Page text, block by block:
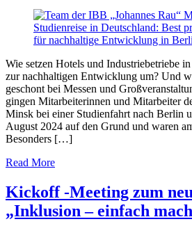
Wie setzen Hotels und Industriebetriebe
zur nachhaltigen Entwicklung um? Und
geschont bei Messen und
gingen Mitarbeiterinnen und Mitarbeiter
Minsk bei einer Studienfahrt nach Berlin
August 2024 auf den Grund und waren
Besonders […]
Read More
Kickoff -Meeting zum
„Inklusion – einfach